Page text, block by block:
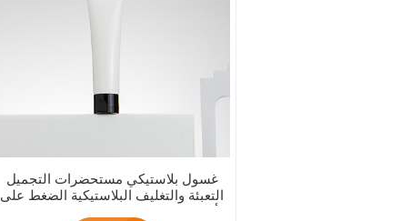
غسول بلاستيكي مستحضرات التجميل
التعبئة والتغليف البلاستيكية الضغط على